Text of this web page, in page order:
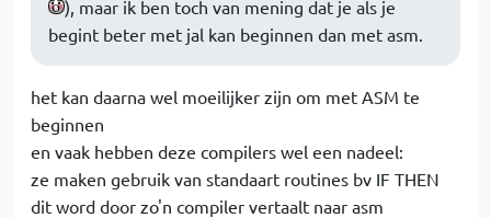
), maar ik ben toch van mening dat je als je
begint beter met jal kan beginnen dan met asm.
het kan daarna wel moeilijker zijn om met ASM te
beginnen
en vaak hebben deze compilers wel een nadeel:
ze maken gebruik van standaart routines bv IF THEN
dit word door zo'n compiler vertaalt naar asm